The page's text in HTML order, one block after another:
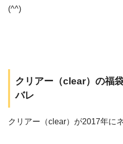
(^^)
クリアー（clear）の福
バレ
クリアー（clear）が2017年に